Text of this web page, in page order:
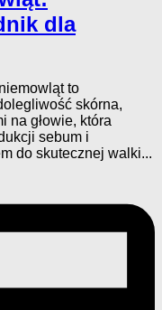
dla
to
skórna,
na głowie, która
sebum i
do skutecznej walki...